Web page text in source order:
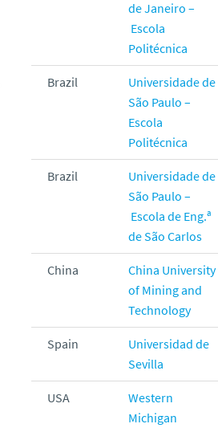
de Janeiro –
Escola
Politécnica
Brazil
Universidade de
São Paulo –
Escola
Politécnica
Brazil
Universidade de
São Paulo –
Escola de Eng.ª
de São Carlos
China
China University
of Mining and
Technology
Spain
Universidad de
Sevilla
USA
Western
Michigan